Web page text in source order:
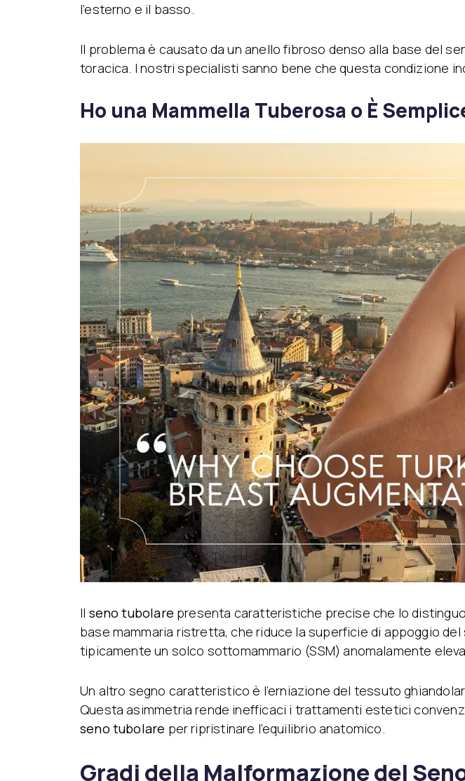
l’esterno e il basso.
Il problema è causato da un anello fibroso denso alla base del
toracica. I nostri specialisti sanno bene che questa condizione
Ho una Mammella Tuberosa o È
Il seno tubolare presenta caratteristiche precise che lo
base mammaria ristretta, che riduce la superficie di appoggio
tipicamente un solco sottomammario (SSM) anomalamente
Un altro segno caratteristico è l’erniazione del tessuto
Questa asimmetria rende inefficaci i trattamenti estetici
seno tubolare per ripristinare l’equilibrio anatomico.
Gradi della Malformazione del